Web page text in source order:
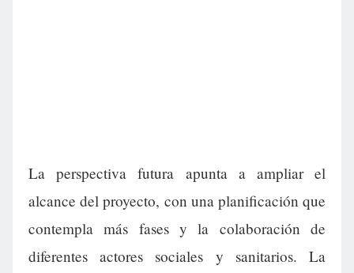
La perspectiva futura apunta a ampliar el
alcance del proyecto, con una planificación que
contempla más fases y la colaboración de
diferentes actores sociales y sanitarios. La